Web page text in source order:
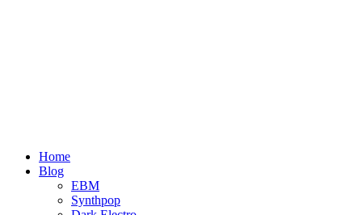
Home
Blog
EBM
Synthpop